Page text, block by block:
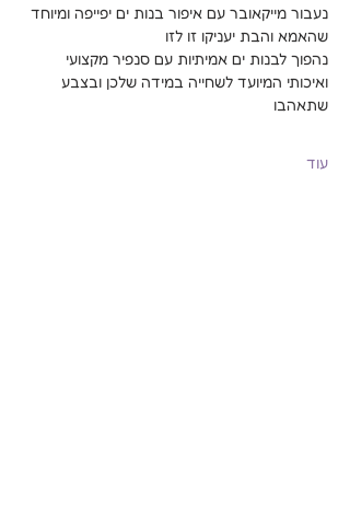
נעבור מייקאובר עם איפור בנות ים יפייפה ומיוחד
שהאמא והבת יעניקו זו לזו
נהפוך לבנות ים אמיתיות עם סנפיר מקצועי
ואיכותי המיועד לשחייה במידה שלכן ובצבע
שתאהבו
עוד